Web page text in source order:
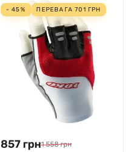
- 45% ПЕРЕВАГА701 ГРН
857 грн1 558 грн